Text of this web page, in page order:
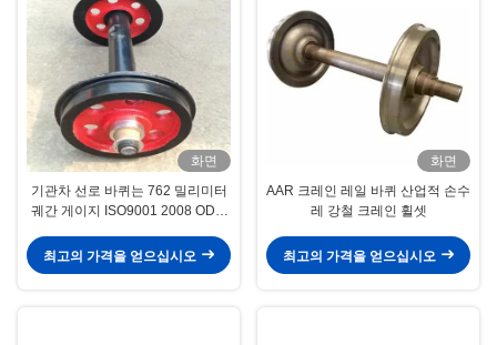
화면
기관차 선로 바퀴는 762 밀리미터
궤간 게이지 ISO9001 2008 ODM
최고의 가격을 얻으십시오
화면
AAR 크레인 레일 바퀴 산업적 손수
레 강철 크레인 휠셋
최고의 가격을 얻으십시오